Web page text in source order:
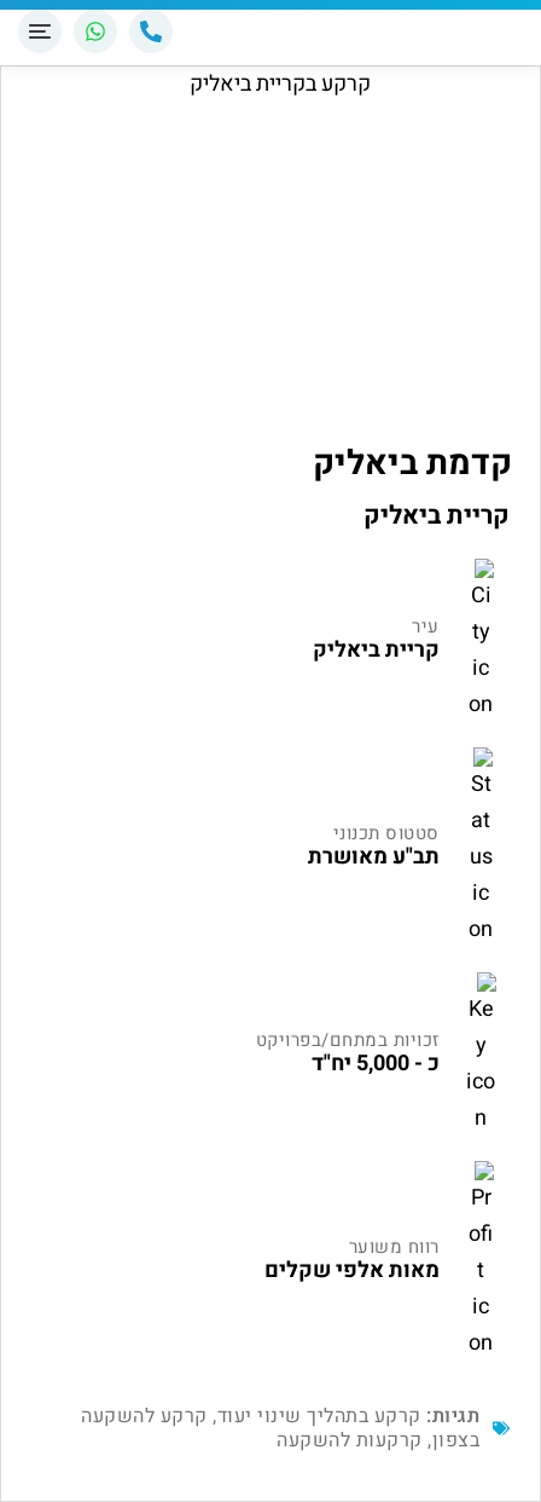
קדמת ביאליק
קריית ביאליק
עיר
קריית ביאליק
סטטוס תכנוני
תב"ע מאושרת
זכויות במתחם/בפרויקט
כ - 5,000 יח"ד
רווח משוער
מאות אלפי שקלים
תגיות: קרקע בתהליך שינוי יעוד, קרקע להשקעה
בצפון, קרקעות להשקעה